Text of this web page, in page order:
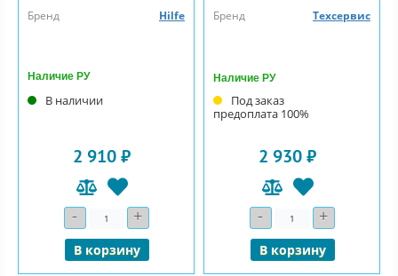
Бренд
Hilfe
Наличие РУ
В наличии
2 910 ₽
- Количество+
В корзину
Бренд
Техсервис
Наличие РУ
Под заказ
предоплата 100%
2 930 ₽
- Количество+
В корзину